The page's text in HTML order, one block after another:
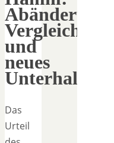
Abänderung
Vergleich
und
neues
Das
Urteil